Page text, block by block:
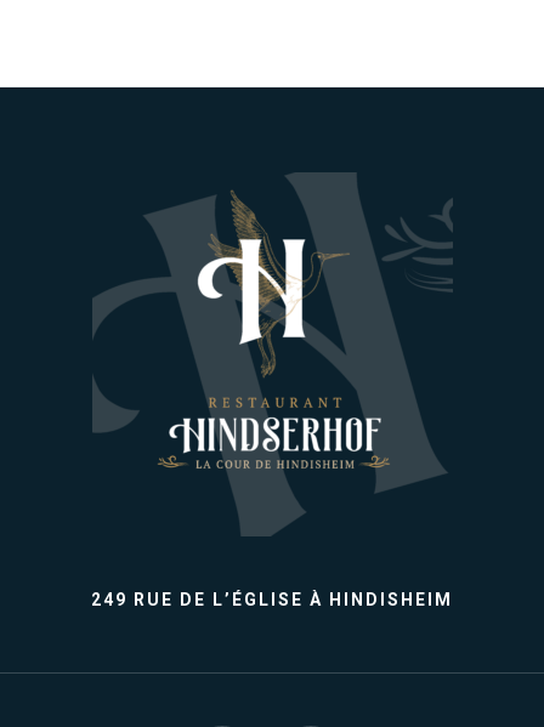
249 RUE DE L’ÉGLISE À HINDISHEIM